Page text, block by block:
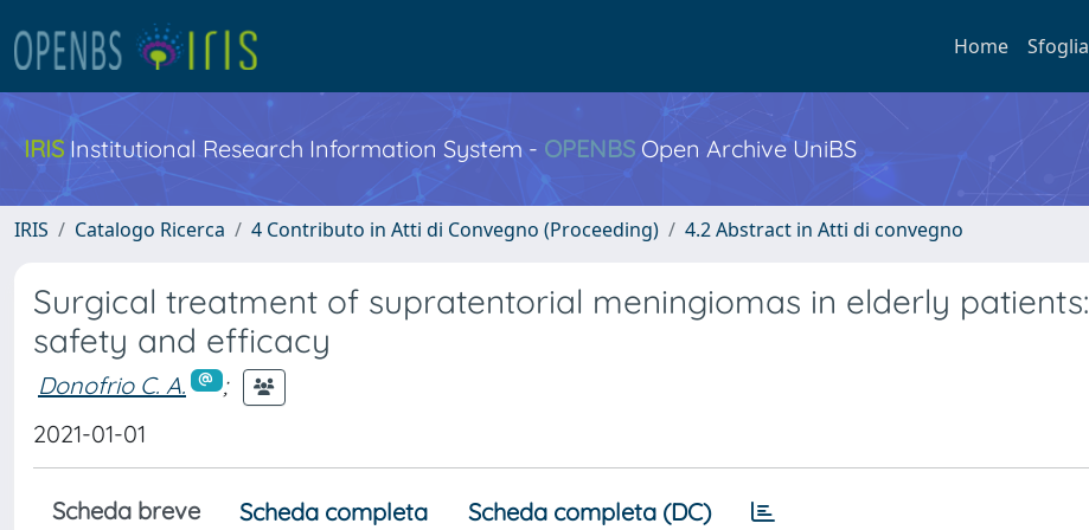
Home Sfoglia
IRIS Institutional Research Information System - OPENBS Open Archive UniBS
IRIS Catalogo Ricerca 4 Contributo in Atti di Convegno (Proceeding) 4.2 Abstract in Atti di convegno
Surgical treatment of supratentorial meningiomas in elderly patients:
safety and efficacy
Donofrio C. A.
;
2021-01-01
Scheda breve Scheda completa Scheda completa (DC)